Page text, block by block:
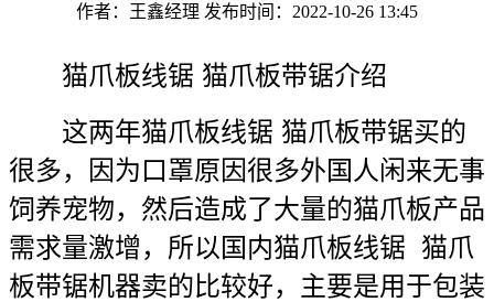
作者：王鑫经理 发布时间：2022-10-26 13:45
猫爪板线锯 猫爪板带锯介绍
这两年猫爪板线锯 猫爪板带锯买的
很多，因为口罩原因很多外国人闲来无事
饲养宠物，然后造成了大量的猫爪板产品
需求量激增，所以国内猫爪板线锯 猫爪
板带锯机器卖的比较好，主要是用于包装